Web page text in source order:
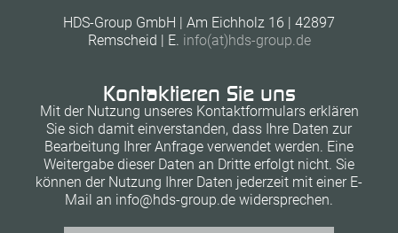
HDS-Group GmbH | Am Eichholz 16 | 42897
Remscheid | E. info(at)hds-group.de
Kontaktieren Sie uns
Mit der Nutzung unseres Kontaktformulars erklären
Sie sich damit einverstanden, dass Ihre Daten zur
Bearbeitung Ihrer Anfrage verwendet werden. Eine
Weitergabe dieser Daten an Dritte erfolgt nicht. Sie
können der Nutzung Ihrer Daten jederzeit mit einer E-
Mail an info@hds-group.de widersprechen.